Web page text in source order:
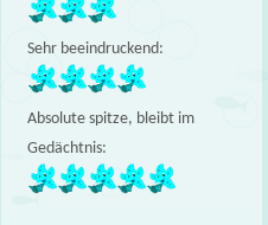
Sehr beeindruckend:
Absolute spitze, bleibt im
Gedächtnis: